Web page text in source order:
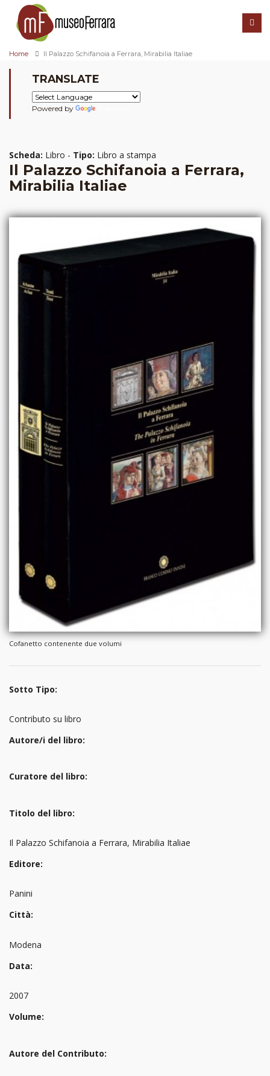
Home Il Palazzo Schifanoia a Ferrara, Mirabilia Italiae
TRANSLATE
Powered by
Scheda: Libro - Tipo: Libro a stampa
Il Palazzo Schifanoia a Ferrara,
Mirabilia Italiae
Cofanetto contenente due volumi
Sotto Tipo:
Contributo su libro
Autore/i del libro:
Curatore del libro:
Titolo del libro:
Il Palazzo Schifanoia a Ferrara, Mirabilia Italiae
Editore:
Panini
Città:
Modena
Data:
2007
Volume:
Autore del Contributo: